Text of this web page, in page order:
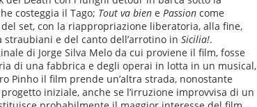
costeggia il Tago; Tout va bien e Passion come
set, con la riappropriazione liberatoria, alla fine,
e del canto dell’arrotino in Sicilia!.
di Jorge Silva Melo da cui proviene il film, fosse
di una fabbrica e degli operai in lotta in un musical,
Pinho il film prende un’altra strada, nonostante
iniziale, anche se l’irruzione improvvisa di un